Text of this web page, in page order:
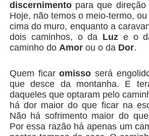
discernimento para que
Hoje, não temos o meio-termo,
cima do muro, enquanto a
dois caminhos, o da Luz e o
caminho do Amorou o da Dor.
Quem ficaromisso será
que desce da montanha. E
daqueles que optaram pelo
há dor maior do que ficar na
Não há sofrimento maior do
Por essa razão há apenas um